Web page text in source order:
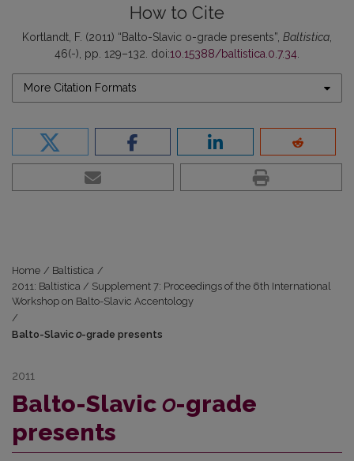
How to Cite
Kortlandt, F. (2011) “Balto-Slavic o-grade presents”, Baltistica,
46(-), pp. 129–132. doi:10.15388/baltistica.0.7.34.
More Citation Formats
Home / Baltistica /
2011: Baltistica / Supplement 7: Proceedings of the 6th International
Workshop on Balto-Slavic Accentology
/
Balto-Slavic o-grade presents
2011
Balto-Slavic o-grade
presents